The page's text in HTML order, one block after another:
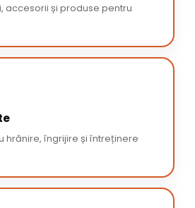
accesorii și produse pentru
hrănire, îngrijire și întreținere